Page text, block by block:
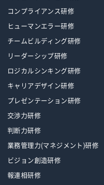
コンプライアンス研修
ヒューマンエラー研修
チームビルディング研修
リーダーシップ研修
ロジカルシンキング研修
キャリアデザイン研修
プレゼンテーション研修
交渉力研修
判断力研修
業務管理力(マネジメント)研修
ビジョン創造研修
報連相研修